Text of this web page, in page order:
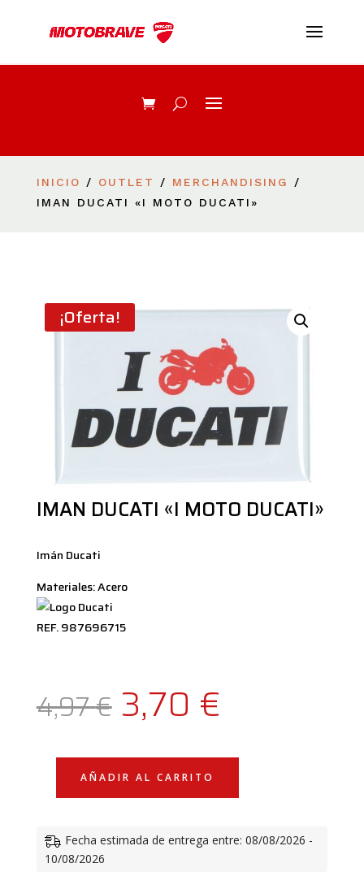
INICIO / OUTLET / MERCHANDISING
/
IMAN DUCATI «I MOTO DUCATI»
IMAN DUCATI «I MOTO DUCATI»
Imán Ducati
Materiales: Acero
REF. 987696715
4,97€ El
precio
original
era:
3,70 €
precio
actual
es:
MOTO
DUCATI"
AÑADIR AL CARRITO
Fecha estimada de entrega entre: 08/08/2026 -
10/08/2026
¡Oferta!